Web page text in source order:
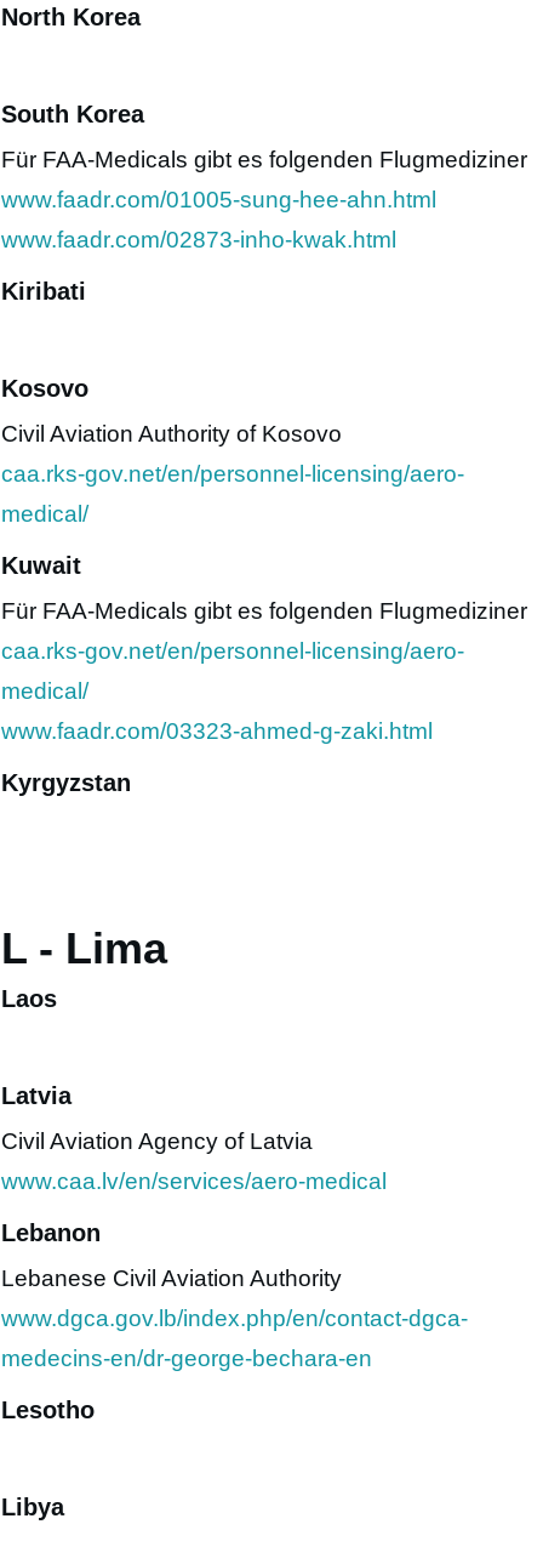
North Korea
South Korea
Für FAA-Medicals gibt es folgenden Flugmediziner
www.faadr.com/01005-sung-hee-ahn.html
www.faadr.com/02873-inho-kwak.html
Kiribati
Kosovo
Civil Aviation Authority of Kosovo
caa.rks-gov.net/en/personnel-licensing/aero-
medical/
Kuwait
Für FAA-Medicals gibt es folgenden Flugmediziner
caa.rks-gov.net/en/personnel-licensing/aero-
medical/
www.faadr.com/03323-ahmed-g-zaki.html
Kyrgyzstan
L - Lima
Laos
Latvia
Civil Aviation Agency of Latvia
www.caa.lv/en/services/aero-medical
Lebanon
Lebanese Civil Aviation Authority
www.dgca.gov.lb/index.php/en/contact-dgca-
medecins-en/dr-george-bechara-en
Lesotho
Libya